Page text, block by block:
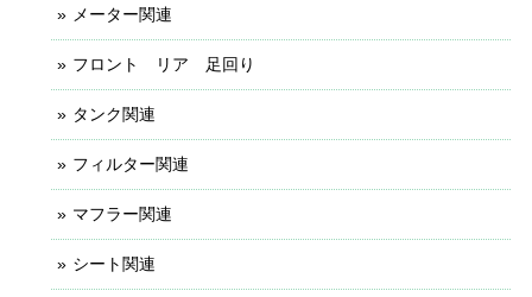
メーター関連
フロント リア 足回り
タンク関連
フィルター関連
マフラー関連
シート関連